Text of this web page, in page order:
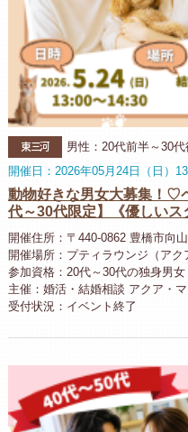
東三河
男性：20代前半～30
開催日：2026年05月24日（日）
動物好きな男女大募集！♡
代～30代限定】《優しいス
開催住所：〒440-0862 豊橋市向
開催場所：プティラウンジ（アク
参加資格：20代～30代の独身男女
主催：婚活・結婚相談 アクア・マ
受付状況：イベント終了